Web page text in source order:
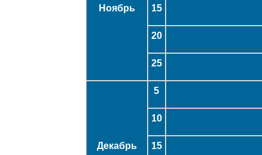
Ноябрь 15
20
25
Декабрь
5
10
15